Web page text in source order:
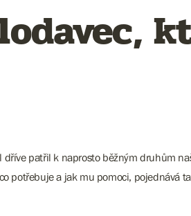
dříve patřil k naprosto běžným druhům
potřebuje a jak mu pomoci, pojednává